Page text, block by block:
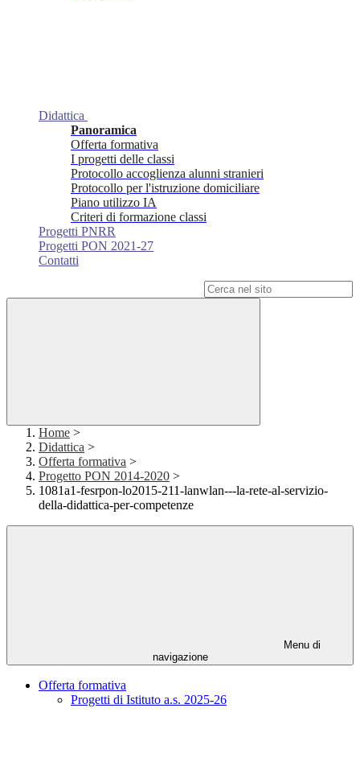
Didattica
Panoramica
Offerta formativa
I progetti delle classi
Protocollo accoglienza alunni stranieri
Protocollo per l'istruzione domiciliare
Piano utilizzo IA
Criteri di formazione classi
Progetti PNRR
Progetti PON 2021-27
Contatti
Home >
Didattica >
Offerta formativa >
Progetto PON 2014-2020 >
1081a1-fesrpon-lo2015-211-lanwlan---la-rete-al-servizio-
della-didattica-per-competenze
Menu di
navigazione
Offerta formativa
Progetti di Istituto a.s. 2025-26